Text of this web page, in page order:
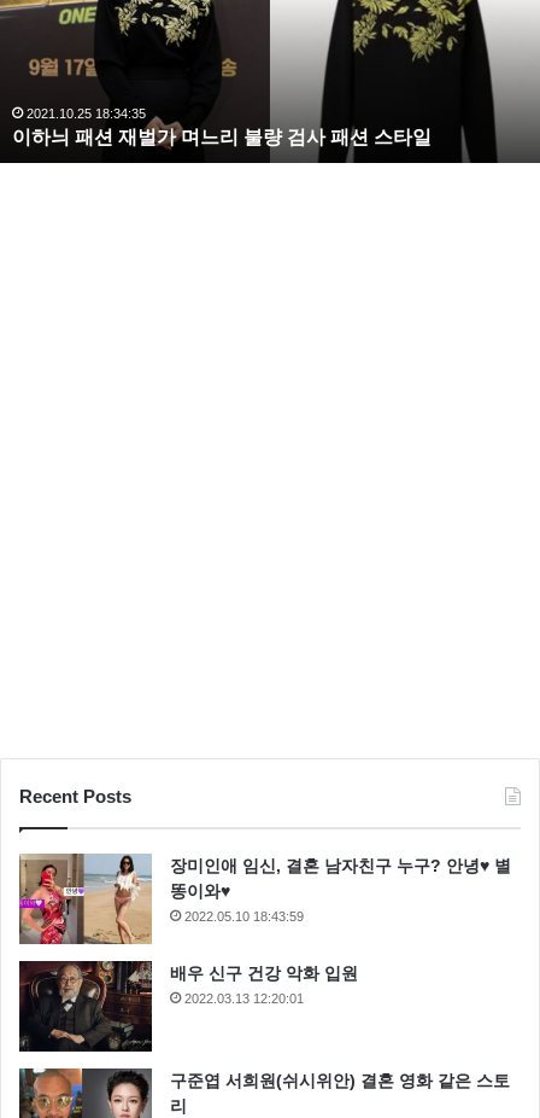
김
완
벽
한
2020.10.03 10:59:30
복수해라 김사랑, 완벽한 S라인 몸매 시선 압도
Recent Posts
장미인애 임신, 결혼 남자친구 누구? 안녕♥ 별
똥이와♥
2022.05.10 18:43:59
배우 신구 건강 악화 입원
2022.03.13 12:20:01
구준엽 서희원(쉬시위안) 결혼 영화 같은 스토
리